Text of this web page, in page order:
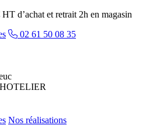
d’achat et retrait 2h en magasin
02 61 50 08 35
Nos réalisations